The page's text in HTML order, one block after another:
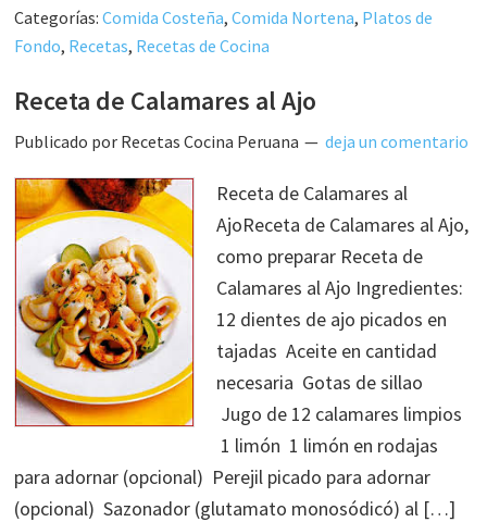
Categorías:Comida Costeña,Comida Nortena, Platos de
Fondo, Recetas, Recetas de Cocina
Receta de Calamares al Ajo
Publicado por Recetas Cocina Peruana deja un comentario
Receta de Calamares al
AjoReceta de Calamares al Ajo,
como preparar Receta de
Calamares al Ajo Ingredientes:
12 dientes de ajo picados en
tajadas Aceite en cantidad
necesaria Gotas de sillao
Jugo de 12 calamares limpios
1 limón 1 limón en rodajas
para adornar (opcional) Perejil picado para adornar
(opcional) Sazonador (glutamato monosódicó) al […]